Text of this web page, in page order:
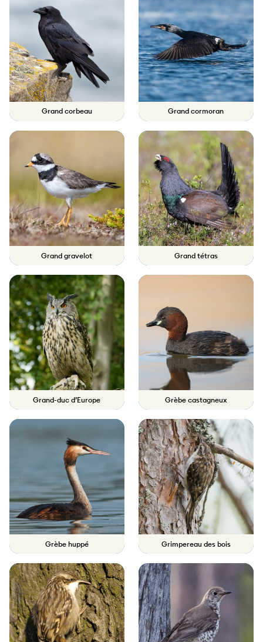
Grand corbeau Grand cormoran
Grand gravelot Grand tétras
Grand-duc d’Europe Grèbe castagneux
Grèbe huppé Grimpereau des bois